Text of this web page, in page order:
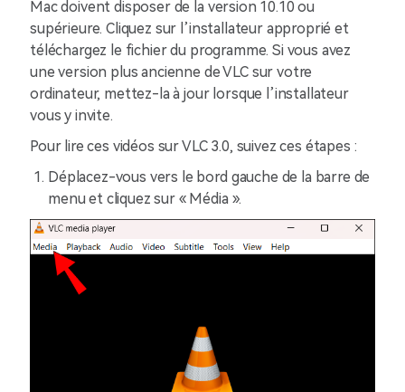
Mac doivent disposer de la version 10.10 ou
supérieure. Cliquez sur l’installateur approprié et
téléchargez le fichier du programme. Si vous avez
une version plus ancienne de VLC sur votre
ordinateur, mettez-la à jour lorsque l’installateur
vous y invite.
Pour lire ces vidéos sur VLC 3.0, suivez ces étapes :
Déplacez-vous vers le bord gauche de la barre de
menu et cliquez sur « Média ».